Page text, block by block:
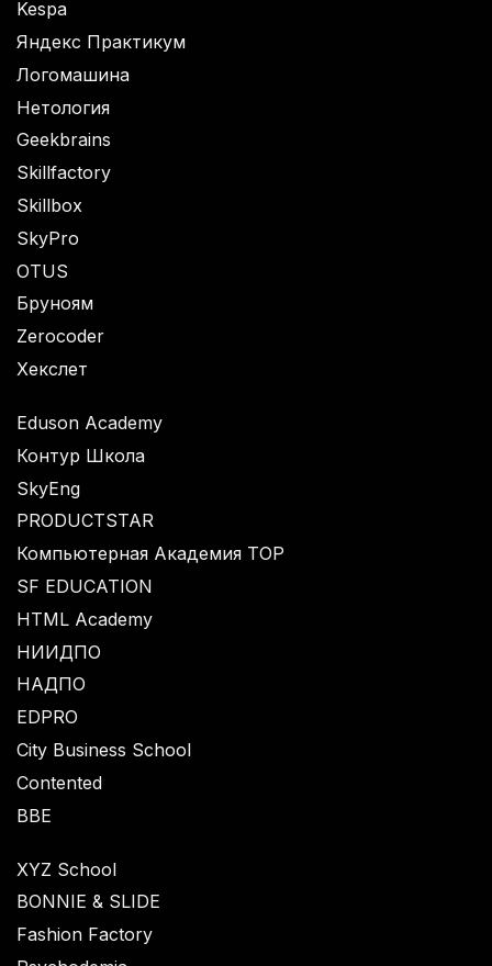
Kespa
Яндекс Практикум
Логомашина
Нетология
Geekbrains
Skillfactory
Skillbox
SkyPro
OTUS
Бруноям
Zerocoder
Хекслет
Eduson Academy
Контур Школа
SkyEng
PRODUCTSTAR
Компьютерная Академия TOP
SF EDUCATION
HTML Academy
НИИДПО
НАДПО
EDPRO
City Business School
Contented
BBE
XYZ School
BONNIE & SLIDE
Fashion Factory